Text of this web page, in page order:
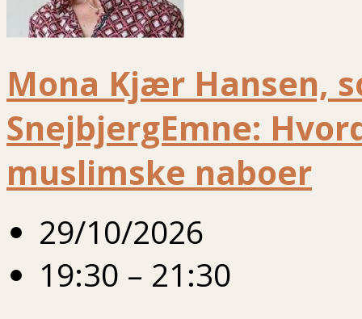
Mona Kjær Hansen,
SnejbjergEmne:
muslimske naboer
29/10/2026
19:30 – 21:30